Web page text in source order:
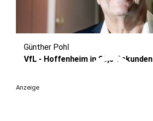
play_circle
Günther Pohl
VfL - Hoffenheim in 98,5 Sekunden
Anzeige